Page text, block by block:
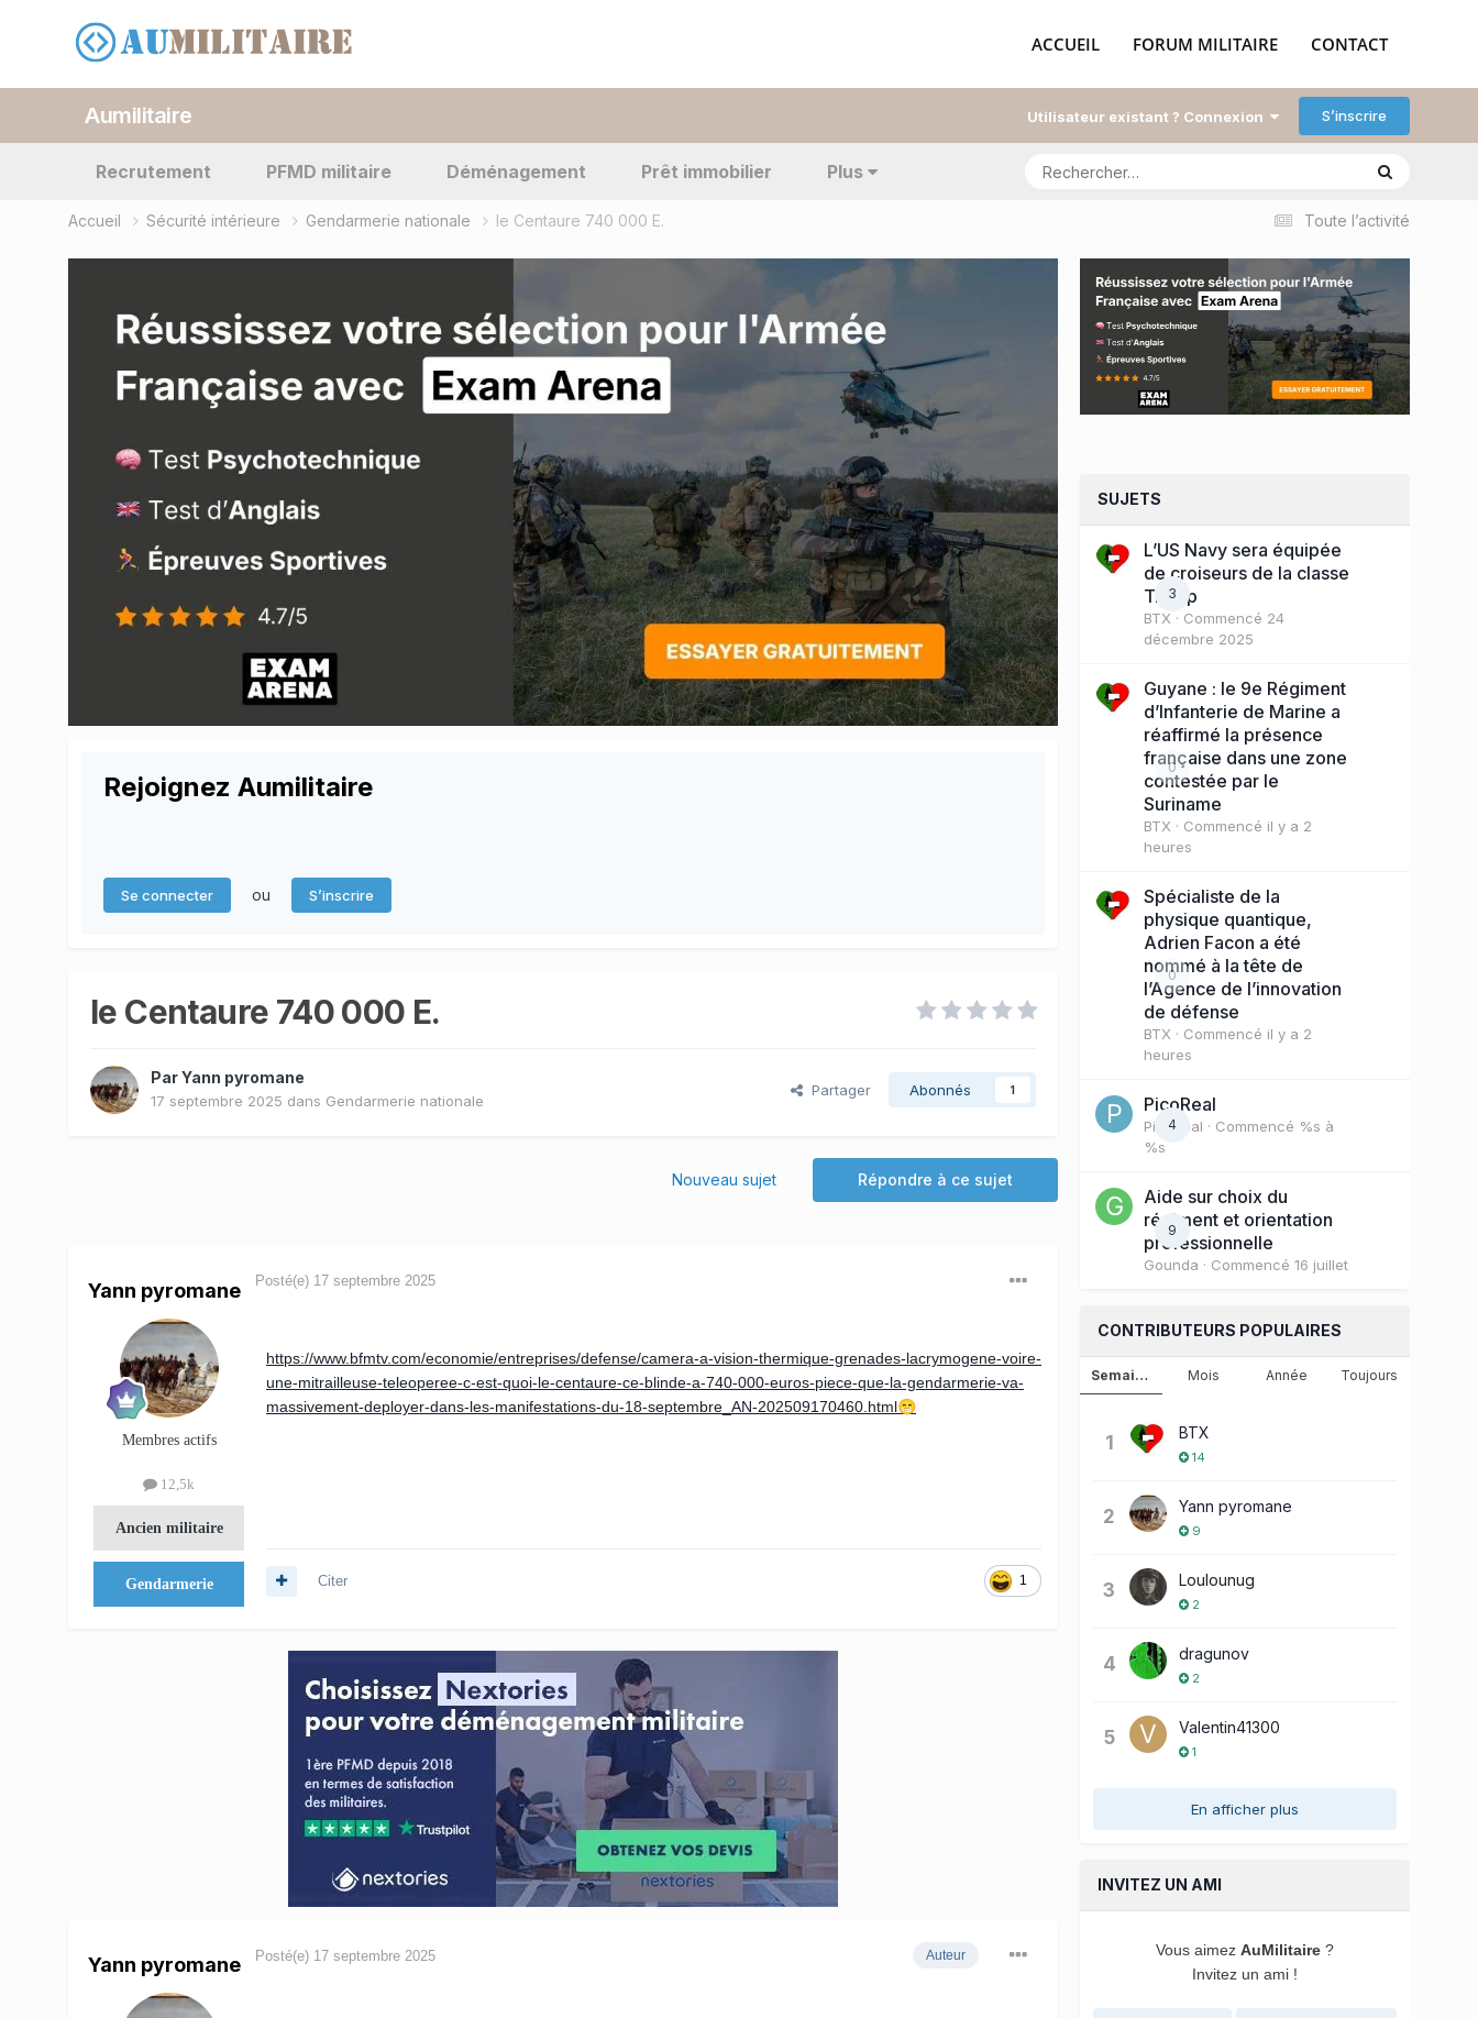
ACCUEIL FORUM MILITAIRE CONTACT
Aumilitaire Utilisateur existant ? Connexion S’inscrire
Recrutement PFMD militaire Déménagement Prêt immobilier Plus
Toute l’activité
Accueil Sécurité intérieure Gendarmerie nationale le Centaure 740 000 E.
Rejoignez Aumilitaire
Se connecter ou S’inscrire
le Centaure 740 000 E.
ParYann pyromane
17 septembre 2025 dans Gendarmerie nationale
Partager Abonnés 1
Répondre à ce sujet
Nouveau sujet
Yann pyromane
Membres actifs
12,5k
Ancien militaire
Gendarmerie
Posté(e) 17 septembre 2025
https://www.bfmtv.com/economie/entreprises/defense/camera-a-vision-thermique-grenades-lacrymogene-voire-
une-mitrailleuse-teleoperee-c-est-quoi-le-centaure-ce-blinde-a-740-000-euros-piece-que-la-gendarmerie-va-
massivement-deployer-dans-les-manifestations-du-18-septembre_AN-202509170460.html😁
1
Citer
Yann pyromane Auteur
Posté(e) 17 septembre 2025
SUJETS
3
L’US Navy sera équipée
de croiseurs de la classe
Trump
BTX · Commencé 24
décembre 2025
0
Guyane : le 9e Régiment
d’Infanterie de Marine a
réaffirmé la présence
française dans une zone
contestée par le
Suriname
BTX · Commencé il y a 2
heures
0
Spécialiste de la
physique quantique,
Adrien Facon a été
nommé à la tête de
l’Agence de l’innovation
de défense
BTX · Commencé il y a 2
heures
4
PicoReal
PicoReal · Commencé %s à
%s
9
Aide sur choix du
régiment et orientation
professionnelle
Gounda · Commencé 16 juillet
CONTRIBUTEURS POPULAIRES
Semaine Mois Année Toujours
1 BTX
14
2 Yann pyromane
9
3 Loulounug
2
4 dragunov
2
5 Valentin41300
1
En afficher plus
INVITEZ UN AMI
Vous aimez AuMilitaire ?
Invitez un ami !